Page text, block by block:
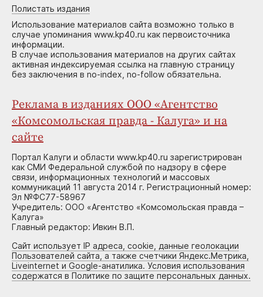
Полистать издания
Использование материалов сайта возможно только в
случае упоминания www.kp40.ru как первоисточника
информации.
В случае использования материалов на других сайтах
активная индексируемая ссылка на главную страницу
без заключения в no-index, no-follow обязательна.
Реклама в изданиях ООО «Агентство
«Комсомольская правда - Калуга» и на
сайте
Портал Калуги и области www.kp40.ru зарегистрирован
как СМИ Федеральной службой по надзору в сфере
связи, информационных технологий и массовых
коммуникаций 11 августа 2014 г. Регистрационный номер:
Эл №ФС77-58967
Учредитель: ООО «Агентство «Комсомольская правда –
Калуга»
Главный редактор: Ивкин В.П.
Сайт использует IP адреса, cookie, данные геолокации
Пользователей сайта, а также счетчики Яндекс.Метрика,
Liveinternet и Google-анатилика. Условия использования
содержатся в Политике по защите персональных данных.